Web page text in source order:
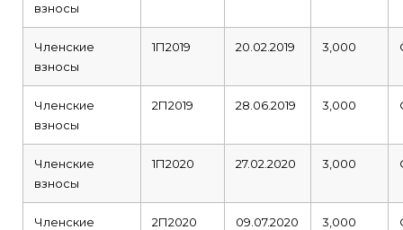
взносы
Членские
взносы
1П2019 20.02.2019 3,000
Членские
взносы
2П2019 28.06.2019 3,000
Членские
взносы
1П2020 27.02.2020 3,000
Членские
2П2020 09.07.2020 3,000